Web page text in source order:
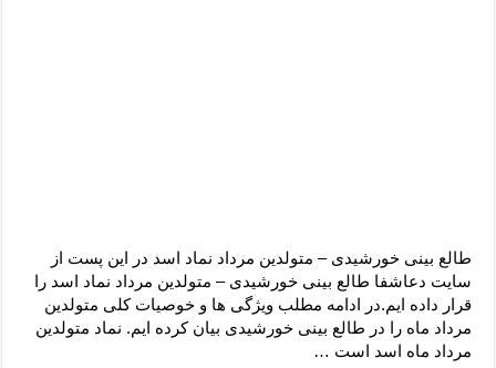
طالع بینی خورشیدی – متولدین مرداد نماد اسد در این پست از
سایت دعاشفا طالع بینی خورشیدی – متولدین مرداد نماد اسد را
قرار داده ایم.در ادامه مطلب ویژگی ها و خوصیات کلی متولدین
مرداد ماه را در طالع بینی خورشیدی بیان کرده ایم. نماد متولدین
مرداد ماه اسد است …